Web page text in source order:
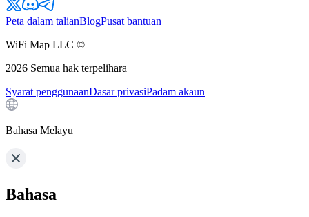
Peta dalam talianBlogPusat bantuan
WiFi Map LLC ©
2026 Semua hak terpelihara
Syarat penggunaanDasar privasiPadam akaun
Bahasa Melayu
Bahasa